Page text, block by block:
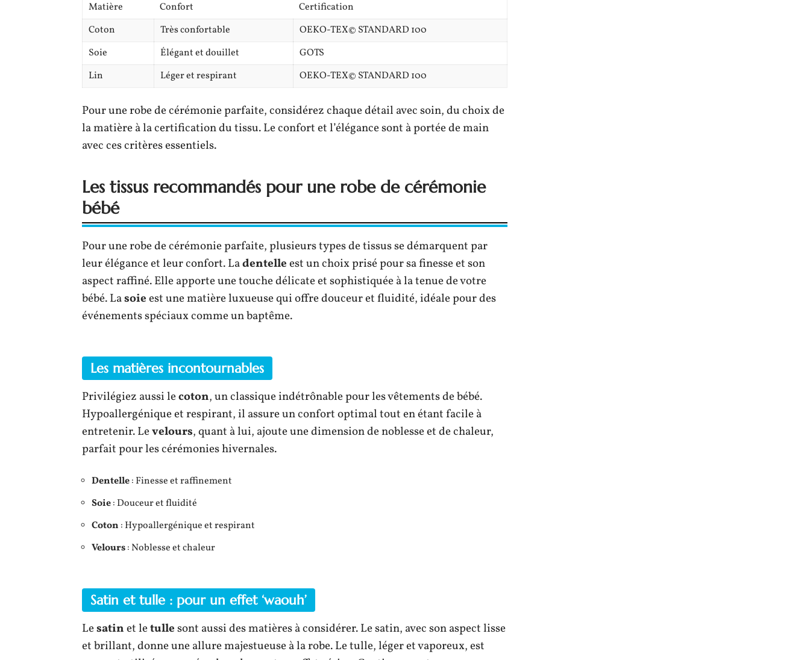
Matière Confort
Certification
Coton
Très confortable
OEKO-TEX© STANDARD 100
Soie
Élégant et douillet
GOTS
Lin
Léger et respirant OEKO-TEX© STANDARD 100
Pour une robe de cérémonie parfaite, considérez chaque détail avec soin, du choix de
la matière à la certification du tissu. Le confort et l’élégance sont à portée de main
avec ces critères essentiels.
Les tissus recommandés pour une robe de cérémonie
bébé
Pour une robe de cérémonie parfaite, plusieurs types de tissus se démarquent par
leur élégance et leur confort. Ladentelleest un choix prisé pour sa finesse et son
aspect raffiné. Elle apporte une touche délicate et sophistiquée à la tenue de votre
bébé. Lasoieest une matière luxueuse qui offre douceur et fluidité, idéale pour des
événements spéciaux comme un baptême.
Les matières incontournables
Privilégiez aussi lecoton, un classique indétrônable pour les vêtements de bébé.
Hypoallergénique et respirant, il assure un confort optimal tout en étant facile à
entretenir. Levelours, quant à lui, ajoute une dimension de noblesse et de chaleur,
parfait pour les cérémonies hivernales.
Dentelle: Finesse et raffinement
Soie: Douceur et fluidité
Coton : Hypoallergénique et respirant
Velours: Noblesse et chaleur
Satin et tulle : pour un effet ‘waouh’
Lesatinet letullesont aussi des matières à considérer. Le satin, avec son aspect lisse
et brillant, donne une allure majestueuse à la robe. Le tulle, léger et vaporeux, est